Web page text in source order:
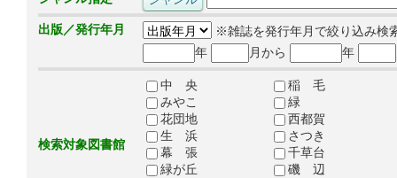
出版／発行年月
※雑誌を発行年月で絞り込み検
年
月から 年
検索対象図書館
中 央
稲 毛
みやこ
緑
花団地
西都賀
生 浜
さつき
幕 張
千草台
緑が丘
磯 辺